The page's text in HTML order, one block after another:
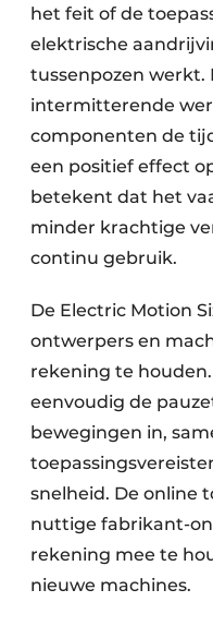
het feit of de
elektrische
tussenpozen werkt.
intermitterende
componenten de
een positief effect
betekent dat het
minder krachtige
continu gebruik.
De Electric Motion
ontwerpers en
rekening te
eenvoudig de
bewegingen in,
snelheid. De online
nuttige fabrikant-
rekening mee te
nieuwe machines.